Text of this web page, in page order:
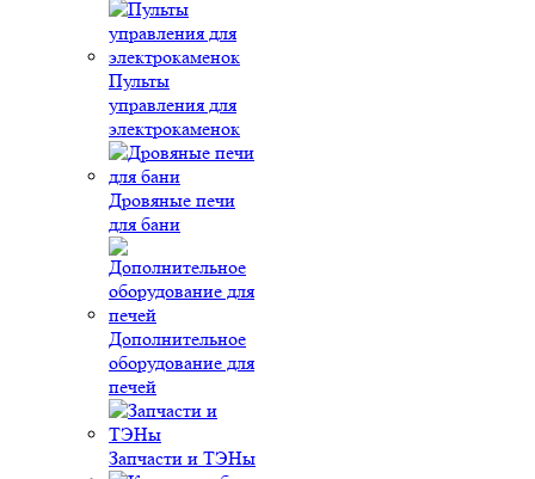
Пульты
управления для
электрокаменок
Дровяные печи
для бани
Дополнительное
оборудование для
печей
Запчасти и ТЭНы